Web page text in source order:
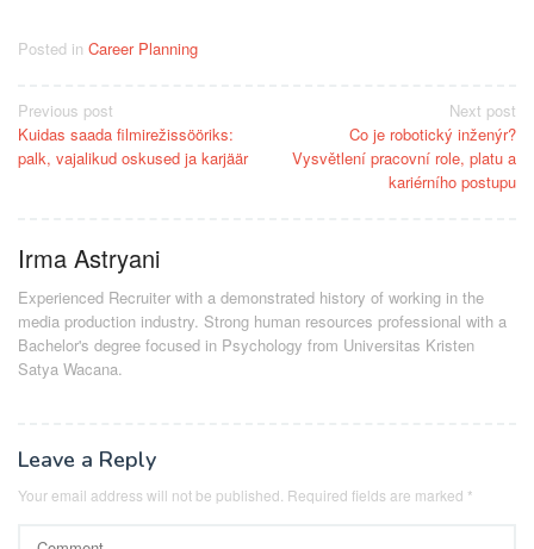
Posted in Career Planning
Post
navigation
Previous post
Kuidas saada filmirežissööriks:
palk, vajalikud oskused ja karjäär
Next post
Co je robotický inženýr?
Vysvětlení pracovní role, platu a
kariérního postupu
Irma Astryani
Experienced Recruiter with a demonstrated history of working in the
media production industry. Strong human resources professional with a
Bachelor's degree focused in Psychology from Universitas Kristen
Satya Wacana.
Leave a Reply
Your email address will not be published. Required fields are marked *